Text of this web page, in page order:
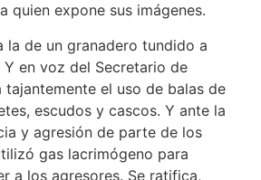
quien expone sus imágenes.
la de un granadero tundido a
en voz del Secretario de
tajantemente el uso de balas de
escudos y cascos. Y ante la
y agresión de parte de los
gas lacrimógeno para
a los agresores. Se ratifica,